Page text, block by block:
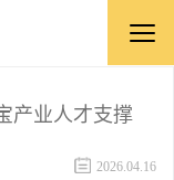
产业人才支撑
2026.04.16